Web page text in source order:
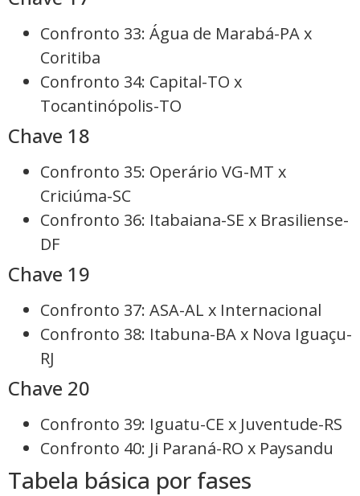
Confronto 33: Água de Marabá-PA x
Coritiba
Confronto 34: Capital-TO x
Tocantinópolis-TO
Chave 18
Confronto 35: Operário VG-MT x
Criciúma-SC
Confronto 36: Itabaiana-SE x Brasiliense-
DF
Chave 19
Confronto 37: ASA-AL x Internacional
Confronto 38: Itabuna-BA x Nova Iguaçu-
RJ
Chave 20
Confronto 39: Iguatu-CE x Juventude-RS
Confronto 40: Ji Paraná-RO x Paysandu
Tabela básica por fases